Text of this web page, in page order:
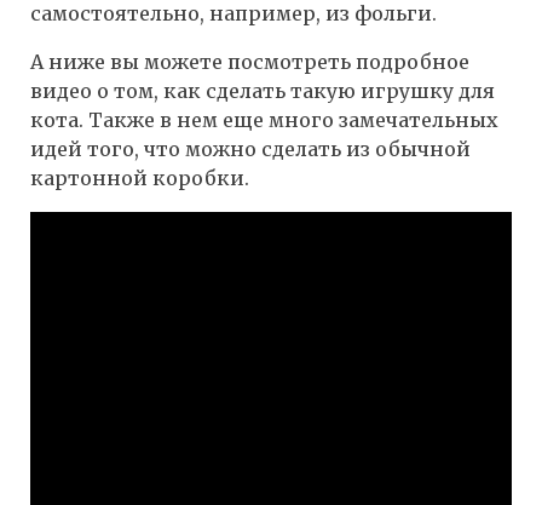
самостоятельно, например, из фольги.
А ниже вы можете посмотреть подробное
видео о том, как сделать такую игрушку для
кота. Также в нем еще много замечательных
идей того, что можно сделать из обычной
картонной коробки.